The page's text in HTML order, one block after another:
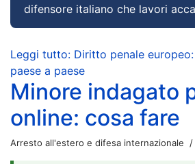
difensore italiano che lavori
Leggi tutto: Diritto penale
paese a paese
Minore indagato
online: cosa fare
Arresto all'estero e difesa internazionale